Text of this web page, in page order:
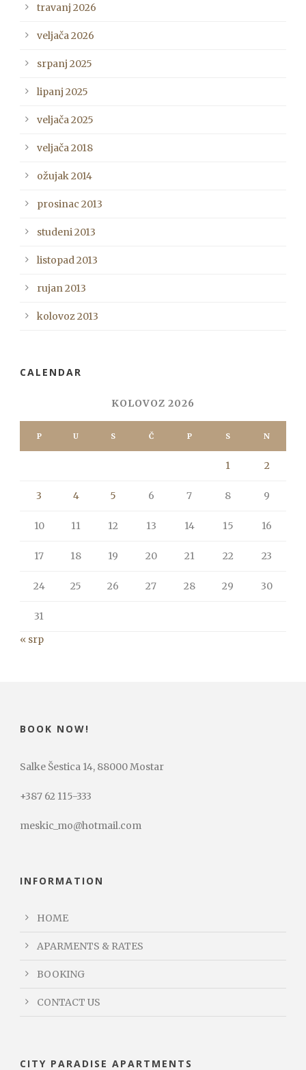
travanj 2026
veljača 2026
srpanj 2025
lipanj 2025
veljača 2025
veljača 2018
ožujak 2014
prosinac 2013
studeni 2013
listopad 2013
rujan 2013
kolovoz 2013
CALENDAR
KOLOVOZ 2026
P U S Č P S N
1 2
3 4 5 6 7 8 9
10 11 12 13 14 15 16
17 18 19 20 21 22 23
24 25 26 27 28 29 30
31
« srp
BOOK NOW!
Salke Šestica 14, 88000 Mostar
+387 62 115-333
meskic_mo@hotmail.com
INFORMATION
HOME
APARMENTS & RATES
BOOKING
CONTACT US
CITY PARADISE APARTMENTS